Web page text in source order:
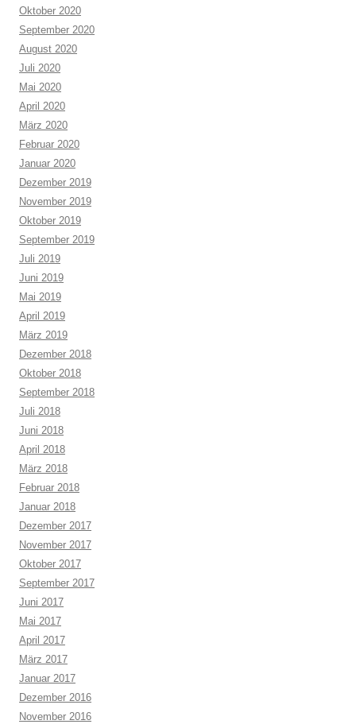
Oktober 2020
September 2020
August 2020
Juli 2020
Mai 2020
April 2020
März 2020
Februar 2020
Januar 2020
Dezember 2019
November 2019
Oktober 2019
September 2019
Juli 2019
Juni 2019
Mai 2019
April 2019
März 2019
Dezember 2018
Oktober 2018
September 2018
Juli 2018
Juni 2018
April 2018
März 2018
Februar 2018
Januar 2018
Dezember 2017
November 2017
Oktober 2017
September 2017
Juni 2017
Mai 2017
April 2017
März 2017
Januar 2017
Dezember 2016
November 2016